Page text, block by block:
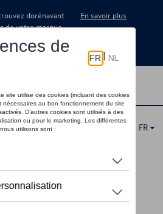
dorénavant
de votre marque
à
En savoir plus
FR
>Confort et protection
seuils de portes